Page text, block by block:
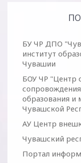
БУ ЧР ДПО
институт
Чувашии
БОУ ЧР "Центр
образования и
Чувашской
АУ Центр
Чувашский
Портал